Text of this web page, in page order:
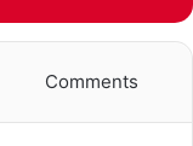
Comments